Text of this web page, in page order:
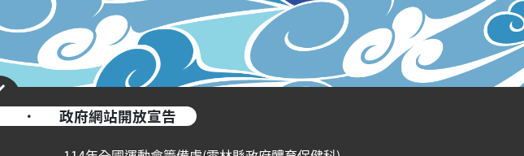
·
政府網站開放宣告